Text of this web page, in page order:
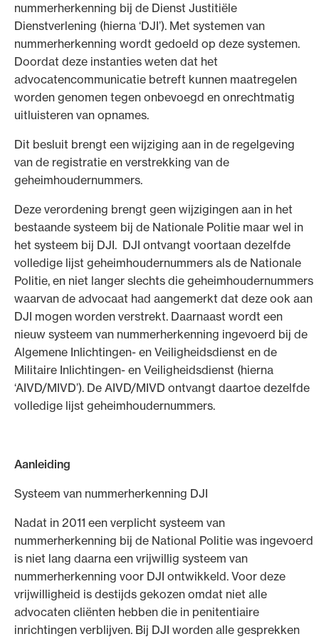
nummerherkenning bij de Dienst Justitiële
Dienstverlening (hierna ‘DJI’). Met systemen van
nummerherkenning wordt gedoeld op deze systemen.
Doordat deze instanties weten dat het
advocatencommunicatie betreft kunnen maatregelen
worden genomen tegen onbevoegd en onrechtmatig
uitluisteren van opnames.
Dit besluit brengt een wijziging aan in de regelgeving
van de registratie en verstrekking van de
geheimhoudernummers.
Deze verordening brengt geen wijzigingen aan in het
bestaande systeem bij de Nationale Politie maar wel in
het systeem bij DJI. DJI ontvangt voortaan dezelfde
volledige lijst geheimhoudernummers als de Nationale
Politie, en niet langer slechts die geheimhoudernummers
waarvan de advocaat had aangemerkt dat deze ook aan
DJI mogen worden verstrekt. Daarnaast wordt een
nieuw systeem van nummerherkenning ingevoerd bij de
Algemene Inlichtingen- en Veiligheidsdienst en de
Militaire Inlichtingen- en Veiligheidsdienst (hierna
‘AIVD/MIVD’). De AIVD/MIVD ontvangt daartoe dezelfde
volledige lijst geheimhoudernummers.
Aanleiding
Systeem van nummerherkenning DJI
Nadat in 2011 een verplicht systeem van
nummerherkenning bij de National Politie was ingevoerd
is niet lang daarna een vrijwillig systeem van
nummerherkenning voor DJI ontwikkeld. Voor deze
vrijwilligheid is destijds gekozen omdat niet alle
advocaten cliënten hebben die in penitentiaire
inrichtingen verblijven. Bij DJI worden alle gesprekken